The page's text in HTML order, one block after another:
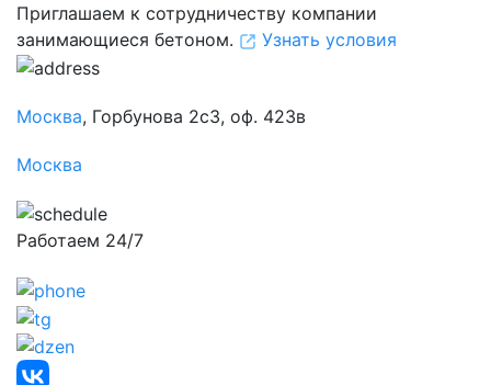
Приглашаем к сотрудничеству компании
занимающиеся бетоном.
Узнать условия
Москва, Горбунова 2с3, оф. 423в
Москва
Работаем 24/7